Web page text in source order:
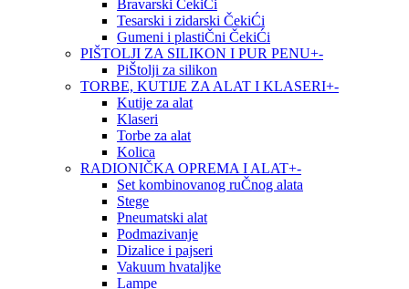
Bravarski ČekiĆi
Tesarski i zidarski ČekiĆi
Gumeni i plastiČni ČekiĆi
PIŠTOLJI ZA SILIKON I PUR PENU+-
PiŠtolji za silikon
TORBE, KUTIJE ZA ALAT I KLASERI+-
Kutije za alat
Klaseri
Torbe za alat
Kolica
RADIONIČKA OPREMA I ALAT+-
Set kombinovanog ruČnog alata
Stege
Pneumatski alat
Podmazivanje
Dizalice i pajseri
Vakuum hvataljke
Lampe